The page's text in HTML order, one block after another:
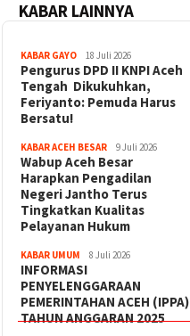
KABAR LAINNYA
KABAR GAYO 18 Juli 2026
‎Pengurus DPD II KNPI Aceh
Tengah Dikukuhkan,
Feriyanto: Pemuda Harus
Bersatu!
KABAR ACEH BESAR 9 Juli 2026
Wabup Aceh Besar
Harapkan Pengadilan
Negeri Jantho Terus
Tingkatkan Kualitas
Pelayanan Hukum
KABAR UMUM 8 Juli 2026
INFORMASI
PENYELENGGARAAN
PEMERINTAHAN ACEH (IPPA)
TAHUN ANGGARAN 2025